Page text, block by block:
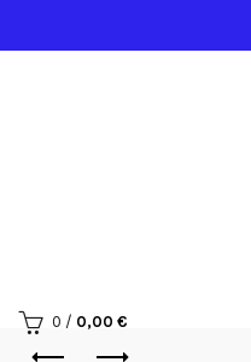
0 / 0,00 €